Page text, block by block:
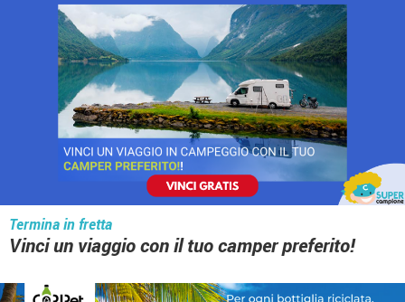
Termina in fretta
Vinci un viaggio con il tuo camper preferito!